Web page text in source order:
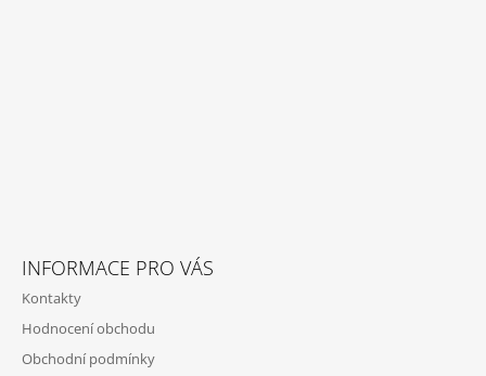
INFORMACE PRO VÁS
Kontakty
Hodnocení obchodu
Obchodní podmínky